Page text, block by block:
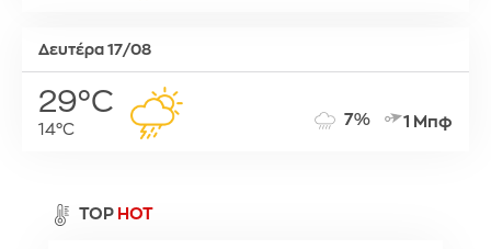
Δευτέρα 17/08
29°C
14°C
7% 1 Μπφ
TOP HOT